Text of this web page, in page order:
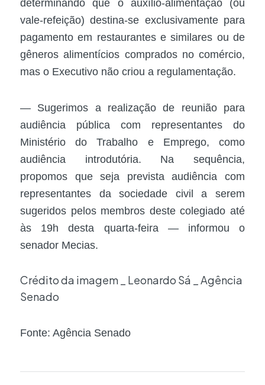
determinando que o auxílio-alimentação (ou
vale-refeição) destina-se exclusivamente para
pagamento em restaurantes e similares ou de
gêneros alimentícios comprados no comércio,
mas o Executivo não criou a regulamentação.
— Sugerimos a realização de reunião para
audiência pública com representantes do
Ministério do Trabalho e Emprego, como
audiência introdutória. Na sequência,
propomos que seja prevista audiência com
representantes da sociedade civil a serem
sugeridos pelos membros deste colegiado até
às 19h desta quarta-feira — informou o
senador Mecias.
Crédito da imagem _ Leonardo Sá _ Agência
Senado
Fonte: Agência Senado